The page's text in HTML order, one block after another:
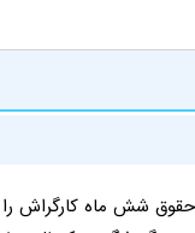
شش ماه کارگراش